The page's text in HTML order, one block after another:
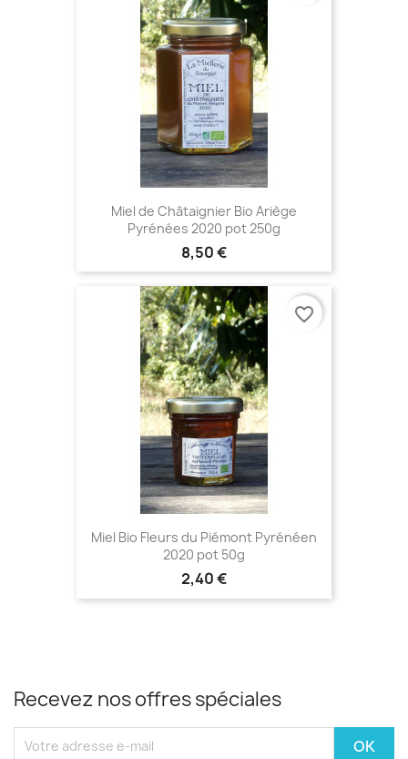
Miel de Châtaignier Bio Ariège
Pyrénées 2020 pot 250g
8,50 €
Miel Bio Fleurs du Piémont Pyrénéen
2020 pot 50g
2,40 €
favorite_border
Recevez nos offres spéciales